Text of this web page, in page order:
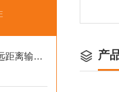
消防泵如何实现快速增压与远距离输水？ 产